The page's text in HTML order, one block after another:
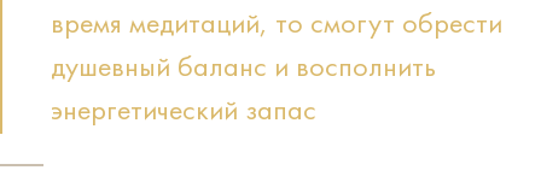
время медитаций, то смогут обрести
душевный баланс и восполнить
энергетический запас